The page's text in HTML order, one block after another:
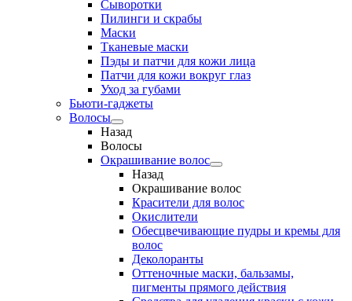
Сыворотки
Пилинги и скрабы
Маски
Тканевые маски
Пэды и патчи для кожи лица
Патчи для кожи вокруг глаз
Уход за губами
Бьюти-гаджеты
Волосы
Назад
Волосы
Окрашивание волос
Назад
Окрашивание волос
Красители для волос
Окислители
Обесцвечивающие пудры и кремы для
волос
Деколоранты
Оттеночные маски, бальзамы,
пигменты прямого действия